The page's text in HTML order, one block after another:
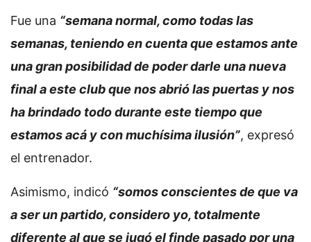
Fue una “semana normal, como todas las
semanas, teniendo en cuenta que estamos ante
una gran posibilidad de poder darle una nueva
final a este club que nos abrió las puertas y nos
ha brindado todo durante este tiempo que
estamos acá y con muchísima ilusión”, expresó
el entrenador.
Asimismo, indicó “somos conscientes de que va
a ser un partido, considero yo, totalmente
diferente al que se jugó el finde pasado por una